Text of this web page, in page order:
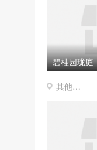
碧桂园珑庭
其他区县